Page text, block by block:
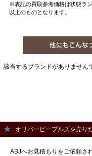
※表記の買取参考価格は状態ラ
以上のものとなります。
該当するブランドがありません
オリバーピープルズを売り
ABJへお見積もりをご依頼さ